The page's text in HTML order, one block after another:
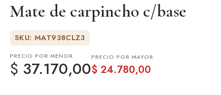
Mate de carpincho c/base
SKU: MAT938CLZ3
PRECIO POR MENOR
$ 37.170,00
PRECIO POR MAYOR
$ 24.780,00